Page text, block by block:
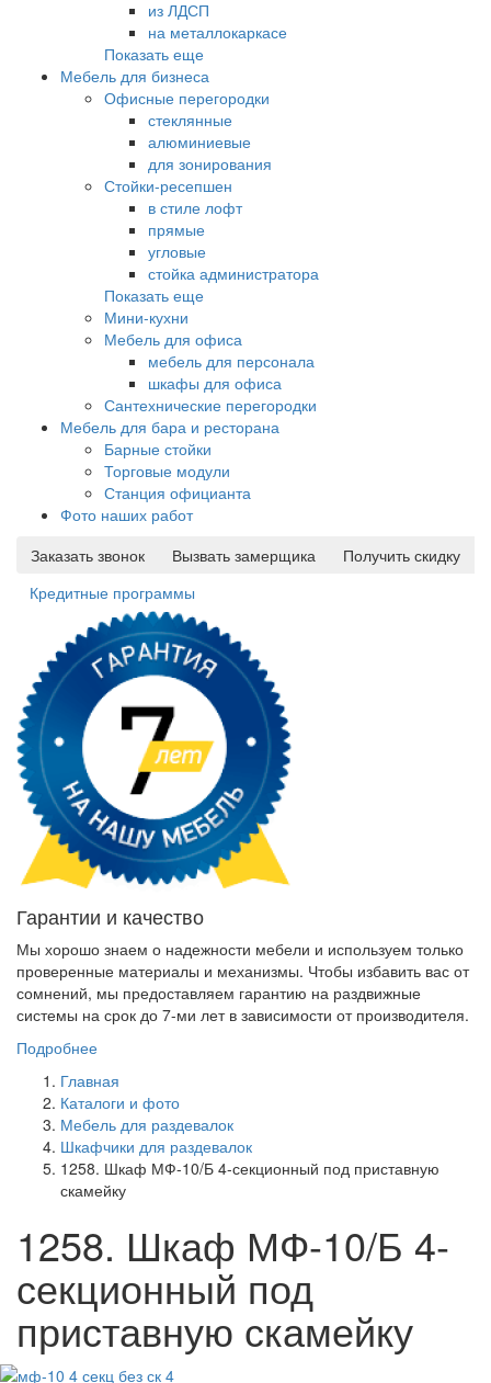
из ЛДСП
на металлокаркасе
Показать еще
Мебель для бизнеса
Офисные перегородки
стеклянные
алюминиевые
для зонирования
Стойки-ресепшен
в стиле лофт
прямые
угловые
стойка администратора
Показать еще
Мини-кухни
Мебель для офиса
мебель для персонала
шкафы для офиса
Сантехнические перегородки
Мебель для бара и ресторана
Барные стойки
Торговые модули
Станция официанта
Фото наших работ
Заказать звонок
Вызвать замерщика
Получить скидку
Кредитные программы
Гарантии и качество
Мы хорошо знаем о надежности мебели и используем только
проверенные материалы и механизмы. Чтобы избавить вас от
сомнений, мы предоставляем гарантию на раздвижные
системы на срок до 7-ми лет в зависимости от производителя.
Подробнее
Главная
Каталоги и фото
Мебель для раздевалок
Шкафчики для раздевалок
1258. Шкаф МФ-10/Б 4-секционный под приставную
скамейку
1258. Шкаф МФ-10/Б 4-
секционный под
приставную скамейку